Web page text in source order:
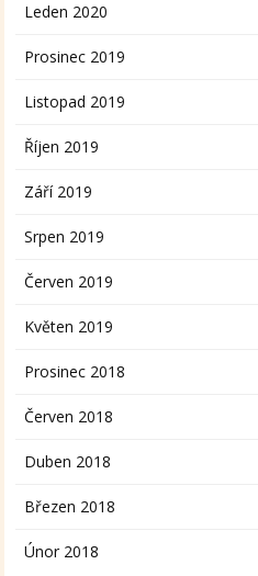
Leden 2020
Prosinec 2019
Listopad 2019
Říjen 2019
Září 2019
Srpen 2019
Červen 2019
Květen 2019
Prosinec 2018
Červen 2018
Duben 2018
Březen 2018
Únor 2018